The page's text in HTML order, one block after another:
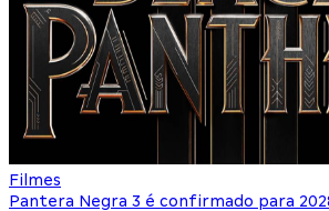
Filmes
Pantera Negra 3 é confirmado para